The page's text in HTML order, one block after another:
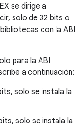
se dirige a
solo de 32 bits o
con la ABI
para la ABI
a continuación:
solo se instala la
solo se instala la